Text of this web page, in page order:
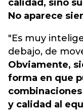
calidad, sino
No aparece
"Es muy
debajo, de
Obviamente,
forma en que
y calidad al